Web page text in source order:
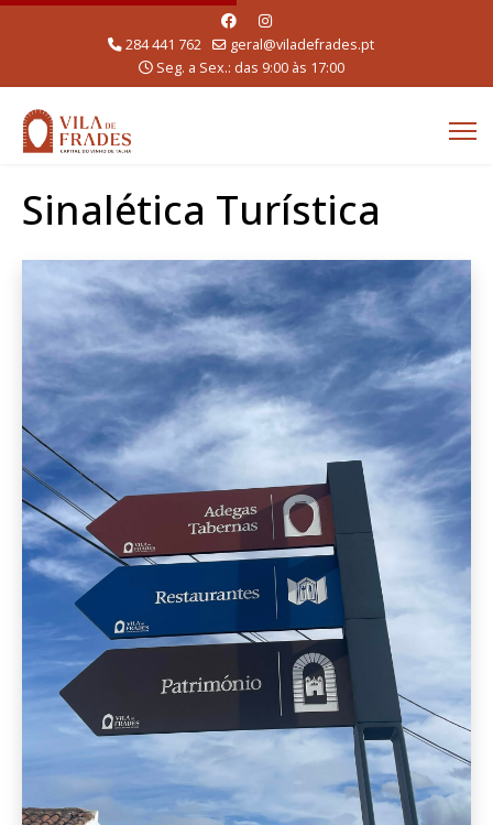
284 441 762
geral@viladefrades.pt
Seg. a Sex.: das 9:00 às 17:00
Sinalética Turística